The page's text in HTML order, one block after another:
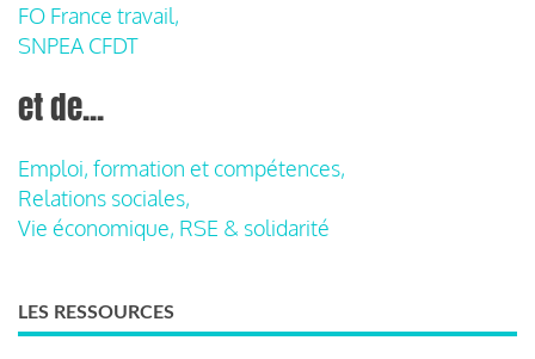
FO France travail,
SNPEA CFDT
et de...
Emploi, formation et compétences,
Relations sociales,
Vie économique, RSE & solidarité
LES RESSOURCES